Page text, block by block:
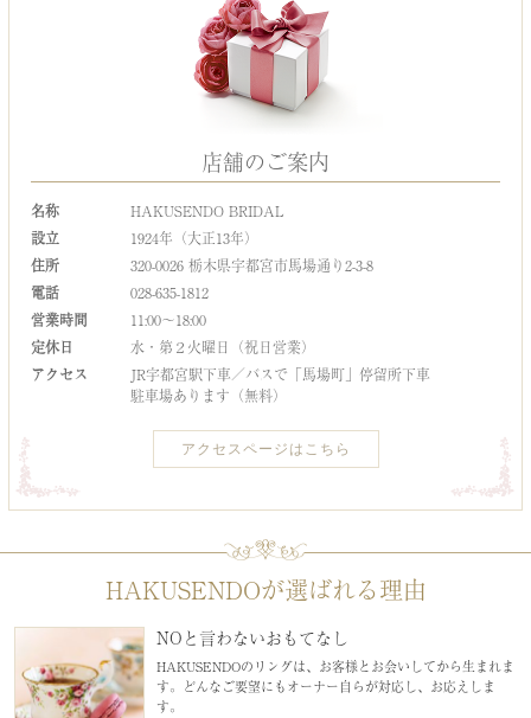
店舗のご案内
名称
HAKUSENDO BRIDAL
設立
1924年（大正13年）
住所
320-0026 栃木県宇都宮市馬場通り2-3-8
電話
028-635-1812
営業時間
11:00～18:00
定休日
水・第２火曜日（祝日営業）
アクセス
JR宇都宮駅下車／バスで「馬場町」停留所下車
駐車場あります（無料）
アクセスページはこちら
HAKUSENDOが選ばれる理由
NOと言わないおもてなし
HAKUSENDOのリングは、お客様とお会いしてから生まれま
す。どんなご要望にもオーナー自らが対応し、お応えしま
す。